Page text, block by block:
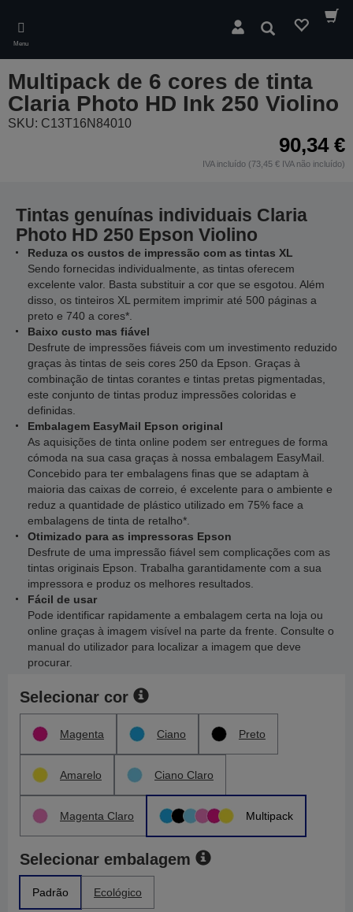
main
content
Menu
Pesquisar
Multipack de 6 cores de tinta
Claria Photo HD Ink 250 Violino
SKU: C13T16N84010
90,34 €
IVA incluído (73,45 € IVA não incluído)
Tintas genuínas individuais Claria
Photo HD 250 Epson Violino
Reduza os custos de impressão com as tintas XL
Sendo fornecidas individualmente, as tintas oferecem
excelente valor. Basta substituir a cor que se esgotou. Além
disso, os tinteiros XL permitem imprimir até 500 páginas a
preto e 740 a cores*.
Baixo custo mas fiável
Desfrute de impressões fiáveis com um investimento reduzido
graças às tintas de seis cores 250 da Epson. Graças à
combinação de tintas corantes e tintas pretas pigmentadas,
este conjunto de tintas produz impressões coloridas e
definidas.
Embalagem EasyMail Epson original
As aquisições de tinta online podem ser entregues de forma
cómoda na sua casa graças à nossa embalagem EasyMail.
Concebido para ter embalagens finas que se adaptam à
maioria das caixas de correio, é excelente para o ambiente e
reduz a quantidade de plástico utilizado em 75% face a
embalagens de tinta de retalho*.
Otimizado para as impressoras Epson
Desfrute de uma impressão fiável sem complicações com as
tintas originais Epson. Trabalha garantidamente com a sua
impressora e produz os melhores resultados.
Fácil de usar
Pode identificar rapidamente a embalagem certa na loja ou
online graças à imagem visível na parte da frente. Consulte o
manual do utilizador para localizar a imagem que deve
procurar.
Selecionar cor
Magenta Ciano Preto
Amarelo Ciano Claro
Magenta Claro Multipack
Selecionar embalagem
Padrão Ecológico